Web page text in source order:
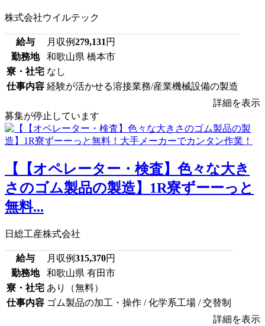
株式会社ウイルテック
給与 月収例279,131 円
勤務地
和歌山県 橋本市
寮・社宅 なし
仕事内容 経験が活かせる溶接業務/産業機械設備の製造
詳細を表示
募集が停止しています
【【オペレーター・検査】色々な大き
さのゴム製品の製造】1R寮ずーーっと
無料...
日総工産株式会社
給与 月収例315,370円
勤務地
和歌山県 有田市
寮・社宅 あり（無料）
仕事内容 ゴム製品の加工・操作 / 化学系工場 / 交替制
詳細を表示